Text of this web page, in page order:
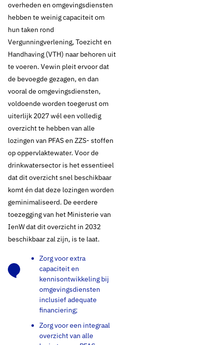
CD
Vergunningverlening,
Toezicht en
19 september 2025 Actueel standpunt
overheden en omgevingsdiensten
hebben te weinig capaciteit om
hun taken rond
Vergunningverlening, Toezicht en
Handhaving (VTH) naar behoren uit
te voeren. Vewin pleit ervoor dat
de bevoegde gezagen, en dan
vooral de omgevingsdiensten,
voldoende worden toegerust om
uiterlijk 2027 wél een volledig
overzicht te hebben van alle
lozingen van PFAS en ZZS- stoffen
op oppervlaktewater. Voor de
drinkwatersector is het essentieel
dat dit overzicht snel beschikbaar
komt én dat deze lozingen worden
geminimaliseerd. De eerdere
toezegging van het Ministerie van
IenW dat dit overzicht in 2032
beschikbaar zal zijn, is te laat.
Zorg voor extra
capaciteit en
kennisontwikkeling bij
omgevingsdiensten
inclusief adequate
financiering;
Zorg voor een integraal
overzicht van alle